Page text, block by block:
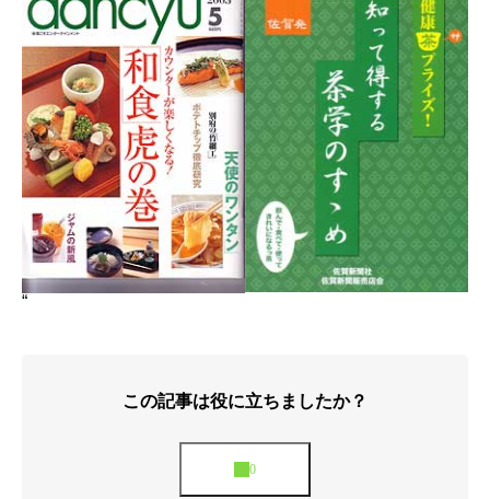
“
この記事は役に立ちましたか？